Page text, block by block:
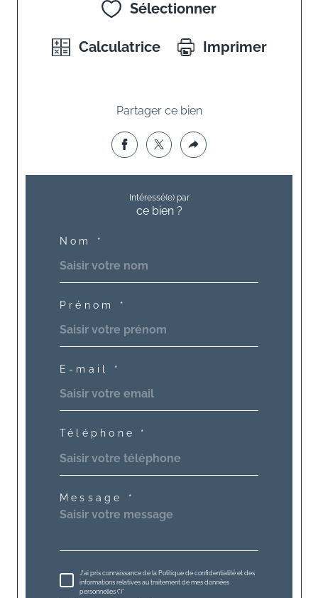
Sélectionner
Calculatrice Imprimer
Partager ce bien
Intéressé(e) par
ce bien ?
Nom *
Prénom *
E-mail *
Téléphone *
Message *
J'ai pris connaissance de la Politique de confidentialité et des
informations relatives au traitement de mes données
personnelles (*)*